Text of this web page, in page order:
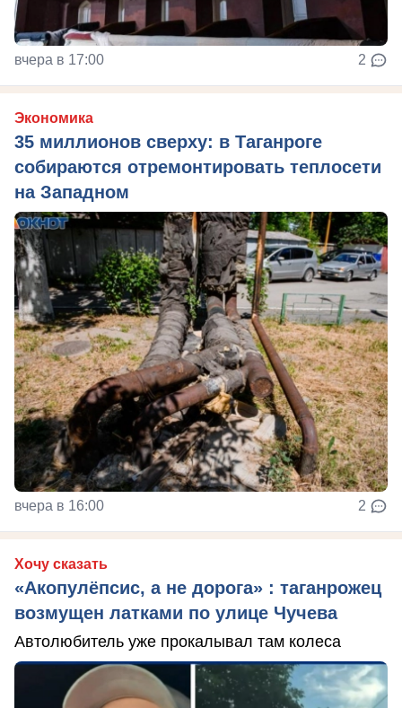
вчера в 17:00 2
Экономика
35 миллионов сверху: в Таганроге
собираются отремонтировать теплосети
на Западном
вчера в 16:00 2
Хочу сказать
«Акопулёпсис, а не дорога» : таганрожец
возмущен латками по улице Чучева
Автолюбитель уже прокалывал там колеса